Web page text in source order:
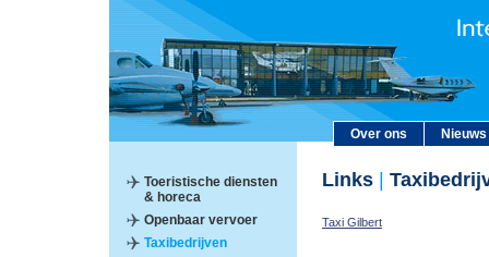
Over ons Nieuws
Toeristische diensten
& horeca
Openbaar vervoer
Taxibedrijven
Links
Taxi Gilbert